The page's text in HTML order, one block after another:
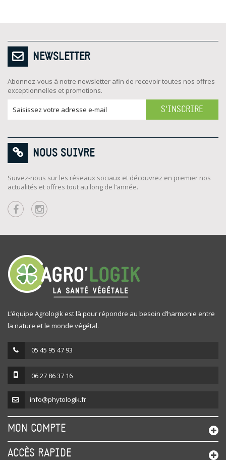
NEWSLETTER
Abonnez-vous à notre newsletter afin de recevoir toutes nos offres
exceptionnelles et promotions.
S'INSCRIRE
NOUS SUIVRE
Suivez-nous sur les réseaux sociaux et découvrez en premier nos
actualités et offres tout au long de l’année.
L’équipe Agrologik est là pour répondre au besoin d’harmonie entre
la nature et le monde végétal.
05 45 95 47 93
06 27 86 37 16
info@phytologik.fr
MON COMPTE
ACCÈS RAPIDE